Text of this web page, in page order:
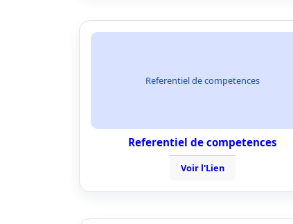
Referentiel de competences
Referentiel de competences
Voir l'Lien